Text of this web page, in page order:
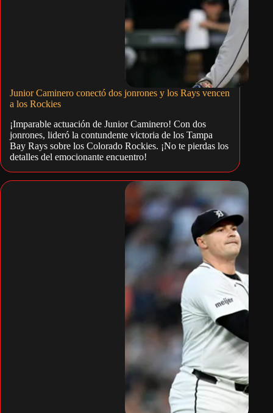
Junior Caminero conectó dos jonrones y los Rays vencen
a los Rockies
¡Imparable actuación de Junior Caminero! Con dos
jonrones, lideró la contundente victoria de los Tampa
Bay Rays sobre los Colorado Rockies. ¡No te pierdas los
detalles del emocionante encuentro!